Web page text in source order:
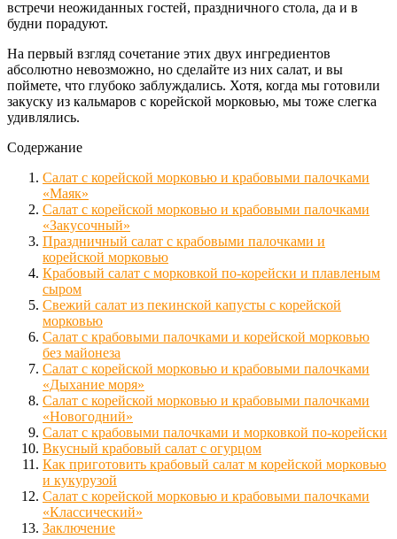
встречи неожиданных гостей, праздничного стола, да и в
будни порадуют.
На первый взгляд сочетание этих двух ингредиентов
абсолютно невозможно, но сделайте из них салат, и вы
поймете, что глубоко заблуждались. Хотя, когда мы готовили
закуску из кальмаров с корейской морковью, мы тоже слегка
удивлялись.
Содержание
Салат с корейской морковью и крабовыми палочками
«Маяк»
Салат с корейской морковью и крабовыми палочками
«Закусочный»
Праздничный салат с крабовыми палочками и
корейской морковью
Крабовый салат с морковкой по-корейски и плавленым
сыром
Свежий салат из пекинской капусты с корейской
морковью
Салат с крабовыми палочками и корейской морковью
без майонеза
Салат с корейской морковью и крабовыми палочками
«Дыхание моря»
Салат с корейской морковью и крабовыми палочками
«Новогодний»
Салат с крабовыми палочками и морковкой по-корейски
Вкусный крабовый салат с огурцом
Как приготовить крабовый салат м корейской морковью
и кукурузой
Салат с корейской морковью и крабовыми палочками
«Классический»
Заключение